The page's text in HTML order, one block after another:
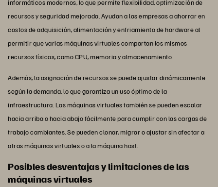
informáticos modernos, lo que permite flexibilidad, optimización de
recursos y seguridad mejorada. Ayudan a las empresas a ahorrar en
costos de adquisición, alimentación y enfriamiento de hardware al
permitir que varias máquinas virtuales compartan los mismos
recursos físicos, como CPU, memoria y almacenamiento.
Además, la asignación de recursos se puede ajustar dinámicamente
según la demanda, lo que garantiza un uso óptimo de la
infraestructura. Las máquinas virtuales también se pueden escalar
hacia arriba o hacia abajo fácilmente para cumplir con las cargas de
trabajo cambiantes. Se pueden clonar, migrar o ajustar sin afectar a
otras máquinas virtuales o a la máquina host.
Posibles desventajas y limitaciones de las
máquinas virtuales